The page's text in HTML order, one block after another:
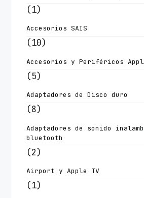
(1)
Accesorios SAIS
(10)
Accesorios y Periféricos
(5)
Adaptadores de Disco duro
(8)
Adaptadores de sonido
bluetooth
(2)
Airport y Apple TV
(1)